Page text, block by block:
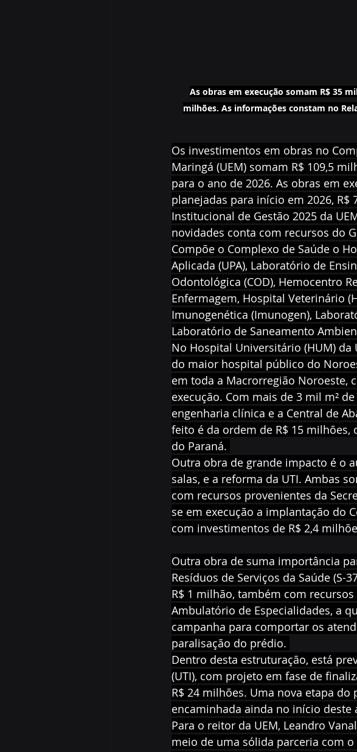
As obras em execução somam R$ 35
milhões. As informações constam no
Os investimentos em obras no
Maringá (UEM) somam R$ 109,5
para o ano de 2026. As obras em
planejadas para início em 2026,
Institucional de Gestão 2025 da
novidades conta com recursos do
Compõe o Complexo de Saúde o
Aplicada (UPA), Laboratório de
Odontológica (COD), Hemocentro
Enfermagem, Hospital Veterinário
Imunogenética (Imunogen),
Laboratório de Saneamento
No Hospital Universitário (HUM)
do maior hospital público do
em toda a Macrorregião Noroeste,
execução. Com mais de 3 mil m²
engenharia clínica e a Central de
feito é da ordem de R$ 15 milhões,
do Paraná.
Outra obra de grande impacto é o
salas, e a reforma da UTI. Ambas
com recursos provenientes da
se em execução a implantação do
com investimentos de R$ 2,4
Outra obra de suma importância
Resíduos de Serviços da Saúde (S-
R$ 1 milhão, também com
Ambulatório de Especialidades, a
campanha para comportar os
paralisação do prédio.
Dentro desta estruturação, está
(UTI), com projeto em fase de
R$ 24 milhões. Uma nova etapa
encaminhada ainda no início deste
Para o reitor da UEM, Leandro
meio de uma sólida parceria com